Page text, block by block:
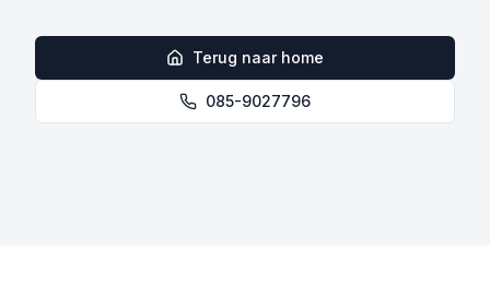
Terug naar home
085-9027796